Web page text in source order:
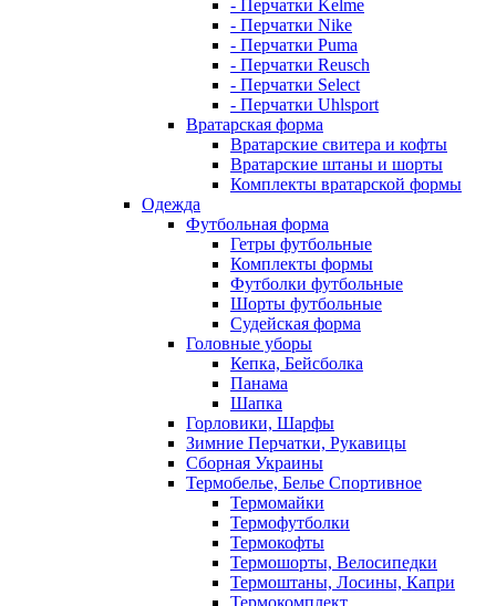
- Перчатки Kelme
- Перчатки Nike
- Перчатки Puma
- Перчатки Reusch
- Перчатки Select
- Перчатки Uhlsport
Вратарская форма
Вратарские свитера и кофты
Вратарские штаны и шорты
Комплекты вратарской формы
Одежда
Футбольная форма
Гетры футбольные
Комплекты формы
Футболки футбольные
Шорты футбольные
Судейская форма
Головные уборы
Кепка, Бейсболка
Панама
Шапка
Горловики, Шарфы
Зимние Перчатки, Рукавицы
Сборная Украины
Термобелье, Белье Спортивное
Термомайки
Термофутболки
Термокофты
Термошорты, Велосипедки
Термоштаны, Лосины, Капри
Термокомплект